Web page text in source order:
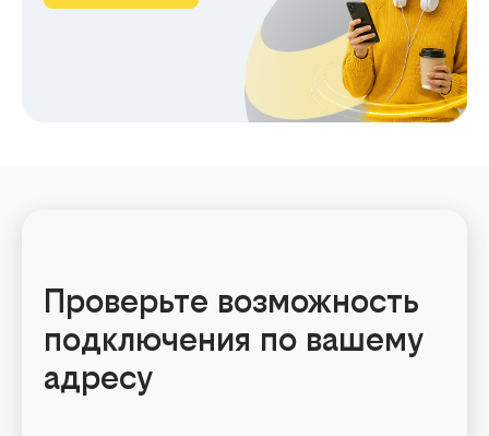
Проверьте возможность
подключения по вашему
адресу